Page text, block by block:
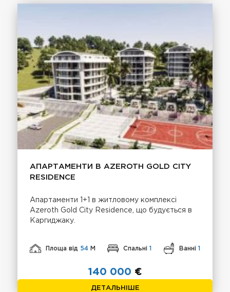
АПАРТАМЕНТИ В AZEROTH GOLD CITY
RESIDENCE
Апартаменти 1+1 в житловому комплексі
Azeroth Gold City Residence, що будується в
Каргиджаку.
Площа від 54 М Спальні 1 Ванні 1
140 000 €
ДЕТАЛЬНІШЕ